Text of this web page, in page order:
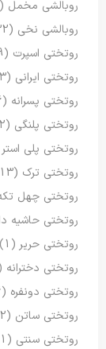
روبالشی مخمل (98)
روبالشی نخی (32)
روتختی اسپرت (9)
روتختی ایرانی (23)
روتختی پسرانه (16)
روتختی پلنگی (2)
روتختی پلی استر
روتختی ترک (13)
روتختی چهل
روتختی حاشیه
روتختی حریر (1)
روتختی دخترانه
روتختی دونفره (106)
روتختی ساتن (2)
روتختی سنتی (1)